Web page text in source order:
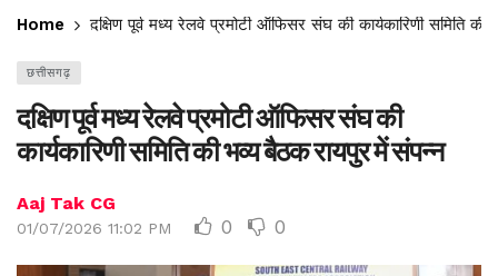
Home दक्षिण पूर्व मध्य रेलवे प्रमोटी ऑफिसर संघ की कार्यकारिणी समिति
छत्तीसगढ़
दक्षिण पूर्व मध्य रेलवे प्रमोटी ऑफिसर संघ की
कार्यकारिणी समिति की भव्य बैठक रायपुर में संपन्न
Aaj Tak CG
01/07/2026 11:02 PM 0 0